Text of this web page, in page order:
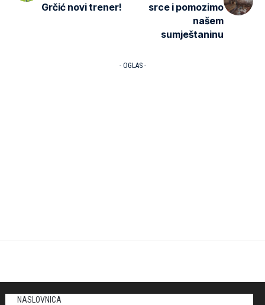
Grčić novi trener!
srce i pomozimo
našem
sumještaninu
- OGLAS -
NASLOVNICA